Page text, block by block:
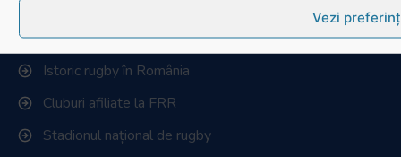
Vezi
Istoric rugby în România
Cluburi afiliate la FRR
Stadionul național de rugby